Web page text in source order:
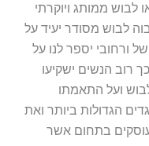
לבוש ממותג ויוקרתי
לבוש מסודר יעיד על
ורחובי יספר לנו על
רוב הנשים ישקיעו
ועל התאמתו
הגדולות ביותר ואת
בתחום אשר